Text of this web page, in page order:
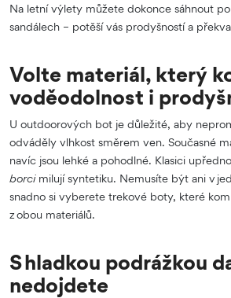
Na letní výlety můžete dokonce sáhnout
sandálech – potěší vás prodyšností a
Volte materiál, který
voděodolnost i
U outdoorových bot je důležité, aby
odváděly vlhkost směrem ven. Současné
navíc jsou lehké a pohodlné. Klasici
borcimilují syntetiku. Nemusíte být ani v
snadno si vyberete trekové boty, které
z obou materiálů.
S hladkou podrážkou
nedojdete